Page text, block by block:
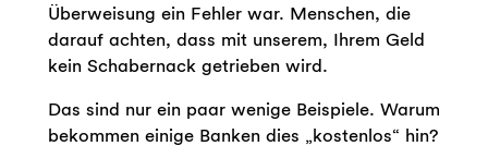
Überweisung ein Fehler war. Menschen, die
darauf achten, dass mit unserem, Ihrem Geld
kein Schabernack getrieben wird.
Das sind nur ein paar wenige Beispiele. Warum
bekommen einige Banken dies „kostenlos“ hin?